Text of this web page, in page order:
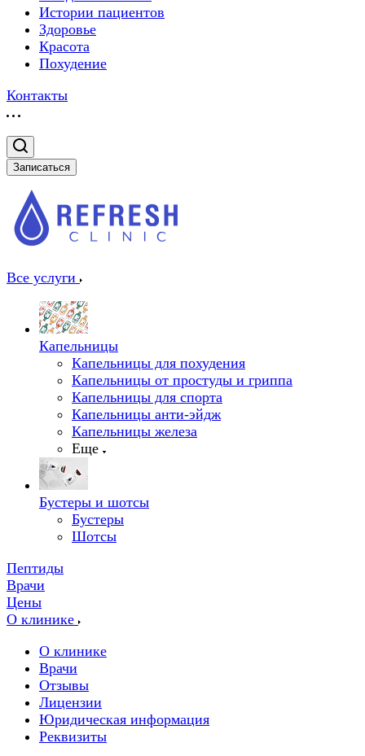
Истории пациентов
Здоровье
Красота
Похудение
Контакты
Записаться
Все услуги
Капельницы
Капельницы для похудения
Капельницы от простуды и гриппа
Капельницы для спорта
Капельницы анти-эйдж
Капельницы железа
Еще
Бустеры и шотсы
Бустеры
Шотсы
Пептиды
Врачи
Цены
О клинике
О клинике
Врачи
Отзывы
Лицензии
Юридическая информация
Реквизиты